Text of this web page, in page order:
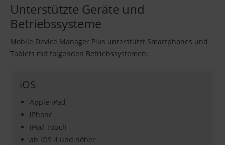
Unterstützte Geräte und
Betriebssysteme
Mobile Device Manager Plus unterstützt Smartphones und
Tablets mit folgenden Betriebssystemen:
iOS
Apple iPad
iPhone
iPod Touch
ab iOS 4 und höher